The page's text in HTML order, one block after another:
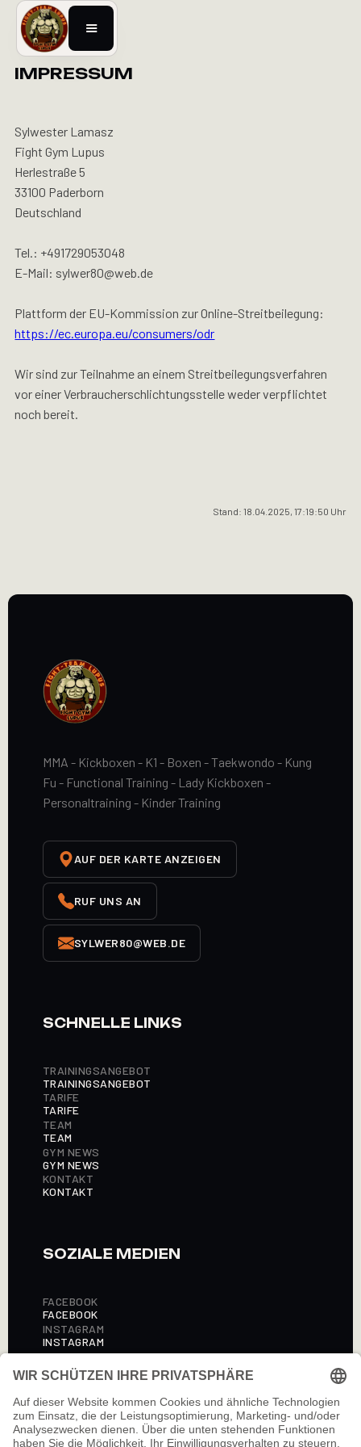
IMPRESSUM
Sylwester Lamasz
Fight Gym Lupus
Herlestraße 5
33100 Paderborn
Deutschland
Tel.: +491729053048
E-Mail: sylwer80@web.de
Plattform der EU-Kommission zur Online-Streitbeilegung:
https://ec.europa.eu/consumers/odr
Wir sind zur Teilnahme an einem Streitbeilegungsverfahren
vor einer Verbraucherschlichtungsstelle weder verpflichtet
noch bereit.
Stand: 18.04.2025, 17:19:50 Uhr
MMA - Kickboxen - K1 - Boxen - Taekwondo - Kung
Fu - Functional Training - Lady Kickboxen -
Personaltraining - Kinder Training
AUF DER KARTE ANZEIGEN
RUF UNS AN
SYLWER80@WEB.DE
SCHNELLE LINKS
TRAININGSANGEBOT
TRAININGSANGEBOT
TARIFE
TARIFE
TEAM
TEAM
GYM NEWS
GYM NEWS
KONTAKT
KONTAKT
SOZIALE MEDIEN
FACEBOOK
FACEBOOK
INSTAGRAM
INSTAGRAM
RECHTLICHES